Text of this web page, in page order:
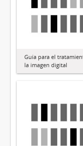
Guía para el
la imagen digital